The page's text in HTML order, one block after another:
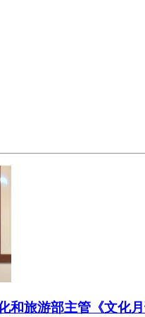
和旅游部主管《文化